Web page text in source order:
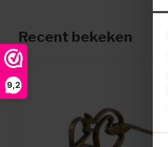
9,2
Recent bekeken